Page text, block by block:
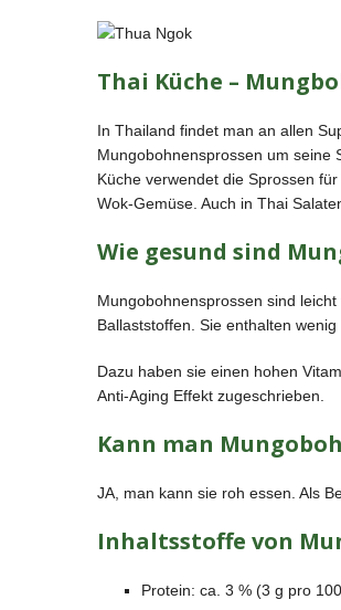
Thai Küche –
In Thailand findet man an allen
Mungobohnensprossen um seine
Küche verwendet die Sprossen
Wok-Gemüse. Auch in Thai
Wie gesund sind
Mungobohnensprossen sind
Ballaststoffen. Sie enthalten
Dazu haben sie einen hohen
Anti-Aging Effekt zugeschrieben.
Kann man
JA, man kann sie roh essen. Als
Inhaltsstoffe von
Protein: ca. 3 % (3 g pro